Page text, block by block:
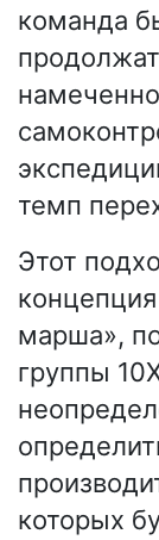
команда
темп
Этот
марша»,
группы
которых